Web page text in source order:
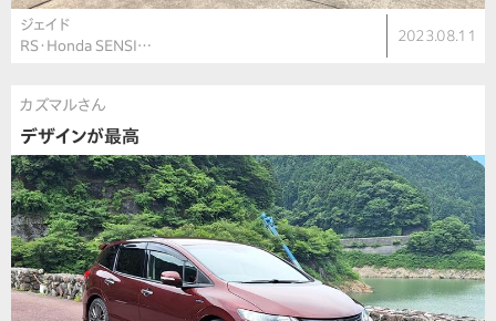
ジェイド
RS・Honda SENSI…
2023.08.11
カズマルさん
デザインが最高